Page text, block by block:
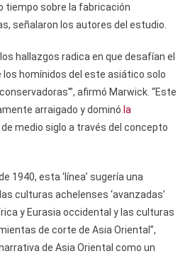
tiempo sobre la fabricación
señalaron los autores del estudio.
hallazgos radica en que desafían el
los homínidos del este asiático solo
afirmó Marwick. “Este
arraigado y dominó la
medio siglo a través del concepto
1940, esta ‘línea’ sugería una
culturas achelenses ‘avanzadas’
y Eurasia occidental y las culturas
de corte de Asia Oriental”,
de Asia Oriental como un